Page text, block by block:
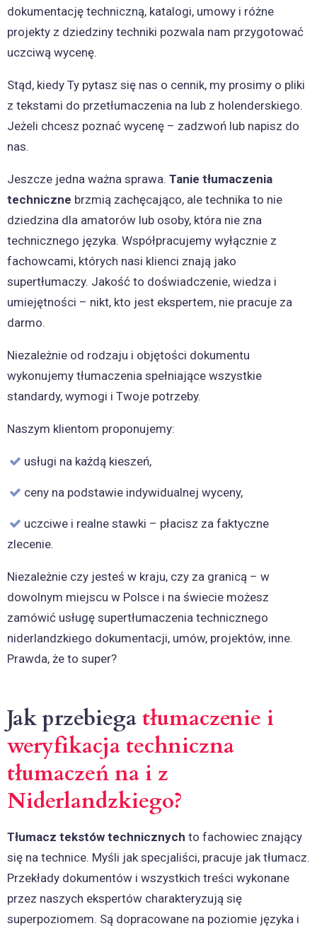
dokumentację techniczną, katalogi, umowy i różne
projekty z dziedziny techniki pozwala nam przygotować
uczciwą wycenę.
Stąd, kiedy Ty pytasz się nas o cennik, my prosimy o pliki
z tekstami do przetłumaczenia na lub z holenderskiego.
Jeżeli chcesz poznać wycenę – zadzwoń lub napisz do
nas.
Jeszcze jedna ważna sprawa. Tanie tłumaczenia
techniczne brzmią zachęcająco, ale technika to nie
dziedzina dla amatorów lub osoby, która nie zna
technicznego języka. Współpracujemy wyłącznie z
fachowcami, których nasi klienci znają jako
supertłumaczy. Jakość to doświadczenie, wiedza i
umiejętności – nikt, kto jest ekspertem, nie pracuje za
darmo.
Niezależnie od rodzaju i objętości dokumentu
wykonujemy tłumaczenia spełniające wszystkie
standardy, wymogi i Twoje potrzeby.
Naszym klientom proponujemy:
usługi na każdą kieszeń,
ceny na podstawie indywidualnej wyceny,
uczciwe i realne stawki – płacisz za faktyczne
zlecenie.
Niezależnie czy jesteś w kraju, czy za granicą – w
dowolnym miejscu w Polsce i na świecie możesz
zamówić usługę supertłumaczenia technicznego
niderlandzkiego dokumentacji, umów, projektów, inne.
Prawda, że to super?
Jak przebiegatłumaczenie i
weryfikacja techniczna
tłumaczeń na i z
Niderlandzkiego?
Tłumacz tekstów technicznych to fachowiec znający
się na technice. Myśli jak specjaliści, pracuje jak tłumacz.
Przekłady dokumentów i wszystkich treści wykonane
przez naszych ekspertów charakteryzują się
superpoziomem. Są dopracowane na poziomie języka i